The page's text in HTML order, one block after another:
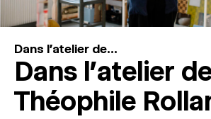
Dans l'atelier de...
Dans l’atelier
Théophile